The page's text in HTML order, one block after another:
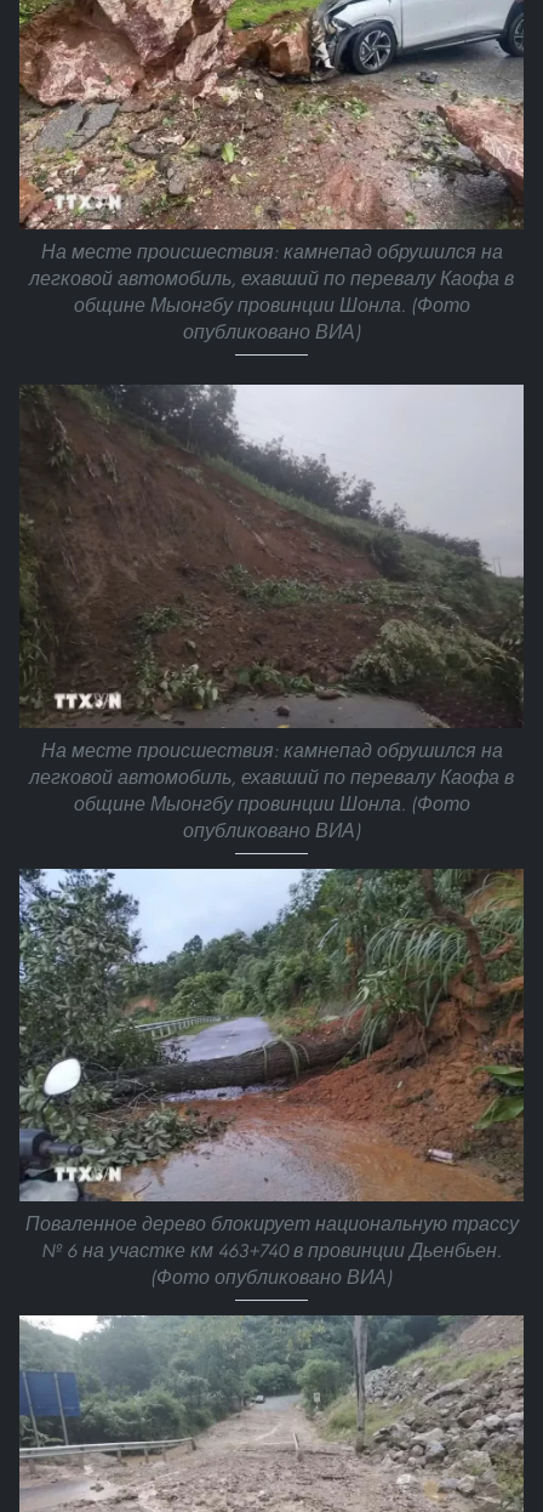
На месте происшествия: камнепад обрушился на
легковой автомобиль, ехавший по перевалу Каофа в
общине Мыонгбу провинции Шонла. (Фото
опубликовано ВИА)
На месте происшествия: камнепад обрушился на
легковой автомобиль, ехавший по перевалу Каофа в
общине Мыонгбу провинции Шонла. (Фото
опубликовано ВИА)
Поваленное дерево блокирует национальную трассу
№ 6 на участке км 463+740 в провинции Дьенбьен.
(Фото опубликовано ВИА)